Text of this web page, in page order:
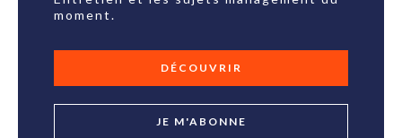
moment.
DÉCOUVRIR
JE M'ABONNE